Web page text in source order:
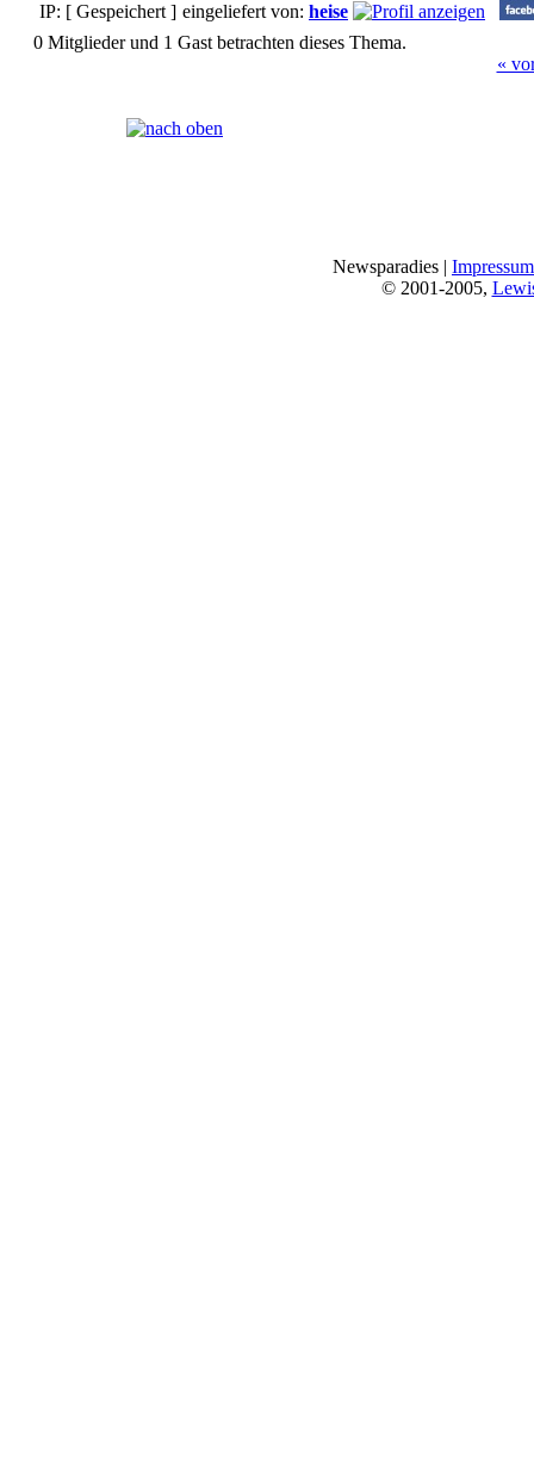
IP: [ Gespeichert ] eingeliefert von: heise
0 Mitglieder und 1 Gast betrachten dieses Thema.
«
Newsparadies | Impressum
© 2001-2005,